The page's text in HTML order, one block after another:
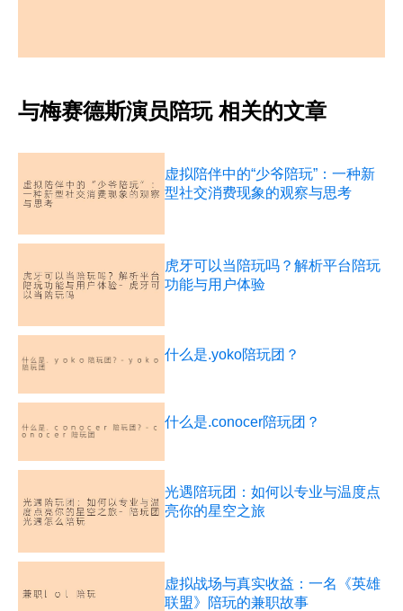
与梅赛德斯演员陪玩 相关的文章
虚拟陪伴中的“少爷陪玩”：一种新
型社交消费现象的观察与思考
虎牙可以当陪玩吗？解析平台陪玩
功能与用户体验
什么是.yoko陪玩团？
什么是.conocer陪玩团？
光遇陪玩团：如何以专业与温度点
亮你的星空之旅
虚拟战场与真实收益：一名《英雄
联盟》陪玩的兼职故事